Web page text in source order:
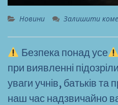
Новини Залишити
Безпека понад усе
при виявленні
уваги учнів, батьків та
наш час надзвичайно